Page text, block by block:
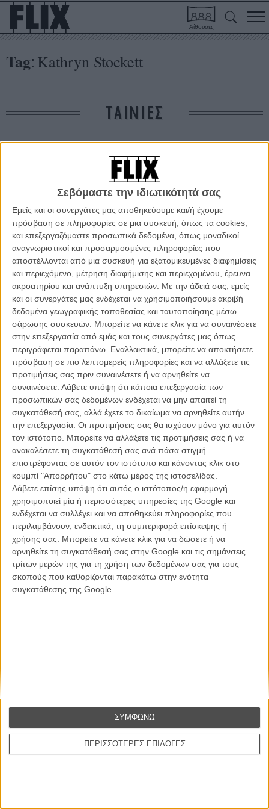
Σεβόμαστε την ιδιωτικότητά σας
Εμείς και οι συνεργάτες μας αποθηκεύουμε και/ή έχουμε
πρόσβαση σε πληροφορίες σε μια συσκευή, όπως τα cookies,
και επεξεργαζόμαστε προσωπικά δεδομένα, όπως μοναδικοί
αναγνωριστικοί και προσαρμοσμένες πληροφορίες που
αποστέλλονται από μια συσκευή για εξατομικευμένες διαφημίσεις
και περιεχόμενο, μέτρηση διαφήμισης και περιεχομένου, έρευνα
ακροατηρίου και ανάπτυξη υπηρεσιών. Με την άδειά σας, εμείς
και οι συνεργάτες μας ενδέχεται να χρησιμοποιήσουμε ακριβή
δεδομένα γεωγραφικής τοποθεσίας και ταυτοποίησης μέσω
σάρωσης συσκευών. Μπορείτε να κάνετε κλικ για να συναινέσετε
στην επεξεργασία από εμάς και τους συνεργάτες μας όπως
περιγράφεται παραπάνω. Εναλλακτικά, μπορείτε να αποκτήσετε
πρόσβαση σε πιο λεπτομερείς πληροφορίες και να αλλάξετε τις
προτιμήσεις σας πριν συναινέσετε ή να αρνηθείτε να
συναινέσετε. Λάβετε υπόψη ότι κάποια επεξεργασία των
προσωπικών σας δεδομένων ενδέχεται να μην απαιτεί τη
συγκατάθεσή σας, αλλά έχετε το δικαίωμα να αρνηθείτε αυτήν
την επεξεργασία. Οι προτιμήσεις σας θα ισχύουν μόνο για αυτόν
τον ιστότοπο. Μπορείτε να αλλάξετε τις προτιμήσεις σας ή να
ανακαλέσετε τη συγκατάθεσή σας ανά πάσα στιγμή
επιστρέφοντας σε αυτόν τον ιστότοπο και κάνοντας κλικ στο
κουμπί "Απορρήτου" στο κάτω μέρος της ιστοσελίδας.
Λάβετε επίσης υπόψη ότι αυτός ο ιστότοπος/η εφαρμογή
χρησιμοποιεί μία ή περισσότερες υπηρεσίες της Google και
ενδέχεται να συλλέγει και να αποθηκεύει πληροφορίες που
περιλαμβάνουν, ενδεικτικά, τη συμπεριφορά επίσκεψης ή
χρήσης σας. Μπορείτε να κάνετε κλικ για να δώσετε ή να
αρνηθείτε τη συγκατάθεσή σας στην Google και τις σημάνσεις
τρίτων μερών της για τη χρήση των δεδομένων σας για τους
σκοπούς που καθορίζονται παρακάτω στην ενότητα
συγκατάθεσης της Google.
ΠΕΡΙΣΣΟΤΕΡΕΣ ΕΠΙΛΟΓΕΣ
ΣΥΜΦΩΝΩ
Αίθουσες
Tag: Kathryn Stockett
ΤΑΙΝΙΕΣ
Δε βρέθηκαν σχετικές κριτικές ταινιών.
ΑΡΘΡΑ
The Help: «Ηθελα απλώς να γράψω αυτήν την ιστορία»
ΝΕΑ /16 ΝΟΕ 2011/ Λήδα Γαλανού
Βιμ Βέντερς
Συνέντευξη
Η επιτυχία είναι υπερτιμημένη. Δεν σε κάνει
καλύτερο, δεν σε πάει πουθενά η επιτυχία. Είναι
απλώς ένα ωραίο, ανεβαστικό, επιφανειακό
συναίσθημα.»
CONNECT
Εγγράψου στο εβδομαδιαίο newsletter μας.
ΕΓΓΡΑΦΗ
Θέλω να λαμβάνω τα newsletter σας.